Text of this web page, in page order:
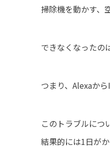
掃除機を動かす、
できなくなったの
つまり、Alexaか
このトラブルにつ
結果的には1日が